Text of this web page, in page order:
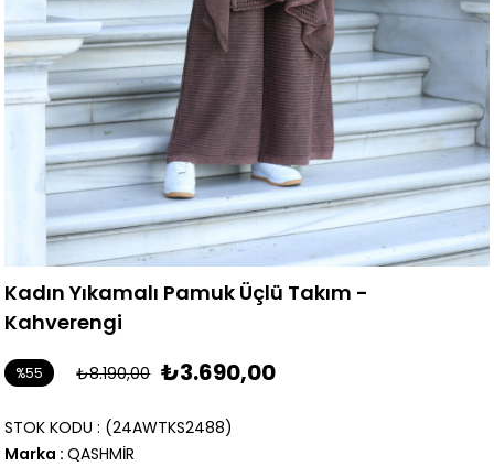
Kadın Yıkamalı Pamuk Üçlü Takım -
Kahverengi
₺8.190,00 ₺3.690,00
%55
(24AWTKS2488)
STOK KODU
Marka : QASHMİR